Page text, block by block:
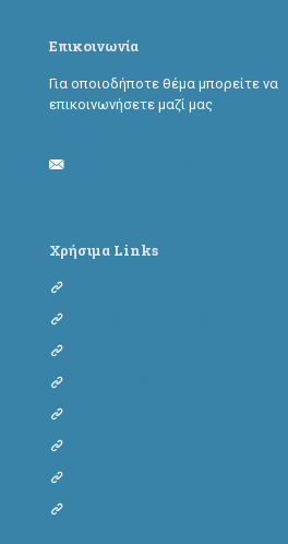
Επικοινωνία
Για οποιοδήποτε θέμα μπορείτε να
επικοινωνήσετε μαζί μας
Χρήσιμα Links